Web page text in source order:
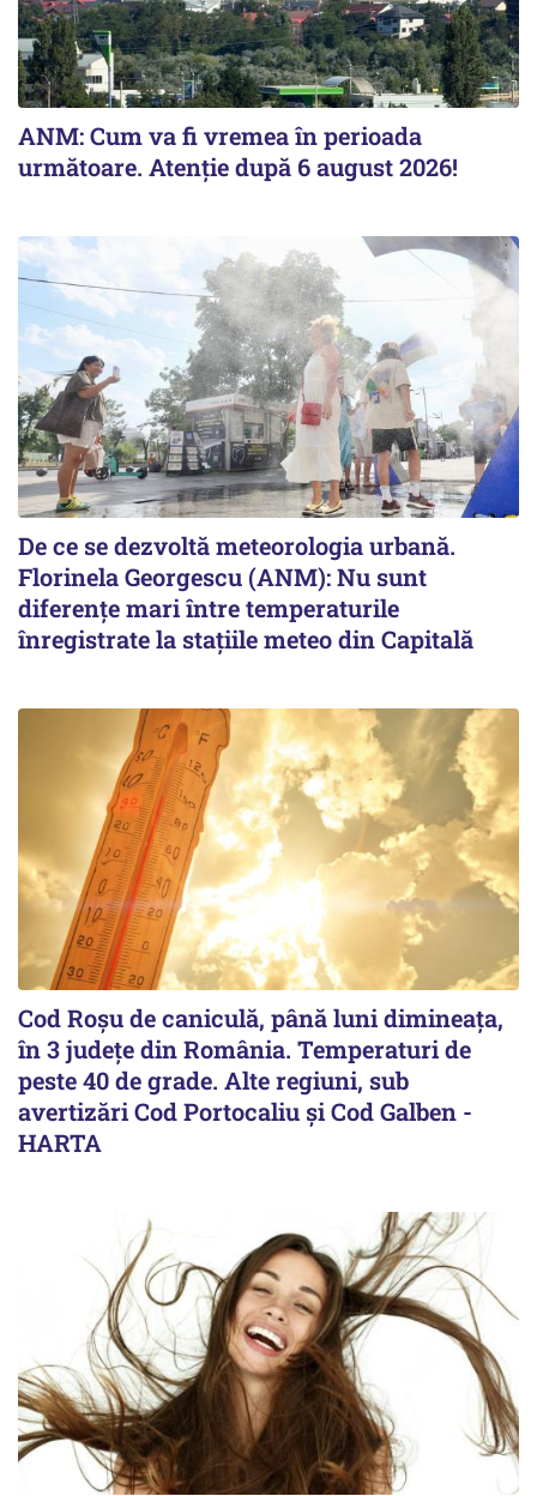
ANM: Cum va fi vremea în perioada
următoare. Atenție după 6 august 2026!
De ce se dezvoltă meteorologia urbană.
Florinela Georgescu (ANM): Nu sunt
diferențe mari între temperaturile
înregistrate la stațiile meteo din Capitală
Cod Roşu de caniculă, până luni dimineaţa,
în 3 județe din România. Temperaturi de
peste 40 de grade. Alte regiuni, sub
avertizări Cod Portocaliu și Cod Galben -
HARTA